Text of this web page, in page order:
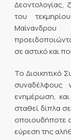
του
σε αστικό και
Το Διοικητικό
συναδέλφους
ενημέρωση,
σταθεί δίπλα
οποιουδήποτε
εύρεση της